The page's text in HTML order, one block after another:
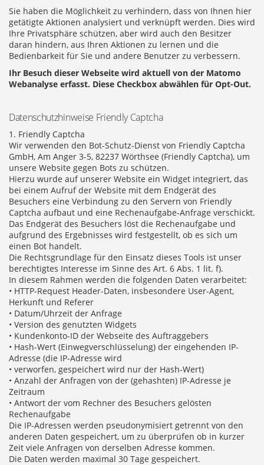
Sie haben die Möglichkeit zu verhindern, dass von Ihnen hier
getätigte Aktionen analysiert und verknüpft werden. Dies wird
Ihre Privatsphäre schützen, aber wird auch den Besitzer
daran hindern, aus Ihren Aktionen zu lernen und die
Bedienbarkeit für Sie und andere Benutzer zu verbessern.
Ihr Besuch dieser Webseite wird aktuell von der Matomo
Webanalyse erfasst. Diese Checkbox abwählen für Opt-Out.
Datenschutzhinweise Friendly Captcha
1. Friendly Captcha
Wir verwenden den Bot-Schutz-Dienst von Friendly Captcha
GmbH, Am Anger 3-5, 82237 Wörthsee (Friendly Captcha), um
unsere Website gegen Bots zu schützen.
Hierzu wurde auf unserer Website ein Widget integriert, das
bei einem Aufruf der Website mit dem Endgerät des
Besuchers eine Verbindung zu den Servern von Friendly
Captcha aufbaut und eine Rechenaufgabe-Anfrage verschickt.
Das Endgerät des Besuchers löst die Rechenaufgabe und
aufgrund des Ergebnisses wird festgestellt, ob es sich um
einen Bot handelt.
Die Rechtsgrundlage für den Einsatz dieses Tools ist unser
berechtigtes Interesse im Sinne des Art. 6 Abs. 1 lit. f).
In diesem Rahmen werden die folgenden Daten verarbeitet:
• HTTP-Request Header-Daten, insbesondere User-Agent,
Herkunft und Referer
• Datum/Uhrzeit der Anfrage
• Version des genutzten Widgets
• Kundenkonto-ID der Webseite des Auftraggebers
• Hash-Wert (Einwegverschlüsselung) der eingehenden IP-
Adresse (die IP-Adresse wird
• verworfen, gespeichert wird nur der Hash-Wert)
• Anzahl der Anfragen von der (gehashten) IP-Adresse je
Zeitraum
• Antwort der vom Rechner des Besuchers gelösten
Rechenaufgabe
Die IP-Adressen werden pseudonymisiert getrennt von den
anderen Daten gespeichert, um zu überprüfen ob in kurzer
Zeit viele Anfragen von derselben Adresse kommen.
Die Daten werden maximal 30 Tage gespeichert.